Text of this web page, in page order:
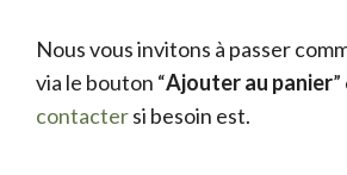
Nous vous invitons à passer
via le bouton “Ajouter au panier
contactersi besoin est.